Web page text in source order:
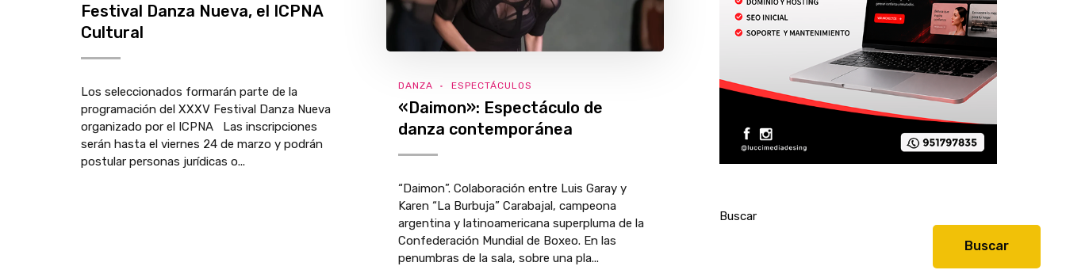
Festival Danza Nueva, el ICPNA
Cultural
Los seleccionados formarán parte de la
programación del XXXV Festival Danza Nueva
organizado por el ICPNA Las inscripciones
serán hasta el viernes 24 de marzo y podrán
postular personas jurídicas o...
DANZA ESPECTÁCULOS
«Daimon»: Espectáculo de
danza contemporánea
“Daimon”. Colaboración entre Luis Garay y
Karen “La Burbuja” Carabajal, campeona
argentina y latinoamericana superpluma de la
Confederación Mundial de Boxeo. En las
penumbras de la sala, sobre una pla...
Buscar
Buscar